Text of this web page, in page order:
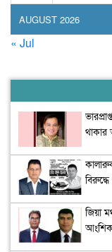
AUGUST 2026
« Jul
থাকার
বিরুদ্ধে
জিয়া